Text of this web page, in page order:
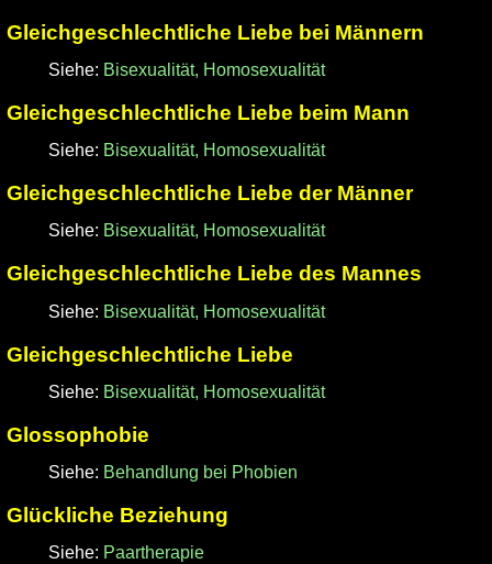
Gleichgeschlechtliche Liebe bei Männern
Siehe: Bisexualität, Homosexualität
Gleichgeschlechtliche Liebe beim Mann
Siehe: Bisexualität, Homosexualität
Gleichgeschlechtliche Liebe der Männer
Siehe: Bisexualität, Homosexualität
Gleichgeschlechtliche Liebe des Mannes
Siehe: Bisexualität, Homosexualität
Gleichgeschlechtliche Liebe
Siehe: Bisexualität, Homosexualität
Glossophobie
Siehe: Behandlung bei Phobien
Glückliche Beziehung
Siehe: Paartherapie